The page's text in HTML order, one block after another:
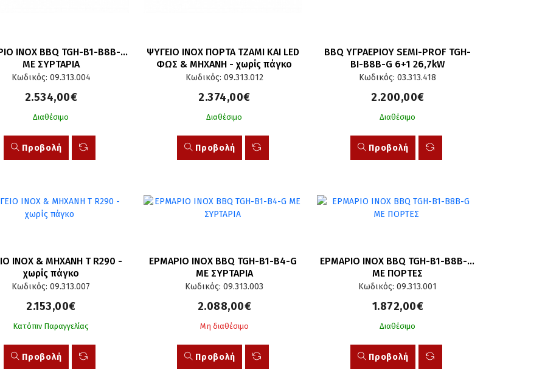
INOX BBQ TGH-B1-B8B-G
ΜΕ ΣΥΡΤΑΡΙΑ
Κωδικός: 09.313.004
2.534,00€
Διαθέσιμο
Προβολή
ΨΥΓΕΙΟ ΙΝΟΧ ΠΟΡΤΑ ΤΖΑΜΙ ΚΑΙ LED
ΦΩΣ & ΜΗΧΑΝΗ - χωρίς πάγκο
Κωδικός: 09.313.012
2.374,00€
Διαθέσιμο
Προβολή
BBQ ΥΓΡΑΕΡΙΟΥ SEMI-PROF TGH-
BI-B8B-G 6+1 26,7kW
Κωδικός: 03.313.418
2.200,00€
Διαθέσιμο
Προβολή
INOX & ΜΗΧΑΝΗ T R290 -
χωρίς πάγκο
Κωδικός: 09.313.007
2.153,00€
Κατόπιν Παραγγελίας
Προβολή
ΕΡΜΑΡΙΟ INOX BBQ TGH-B1-B4-G
ΜΕ ΣΥΡΤΑΡΙΑ
Κωδικός: 09.313.003
2.088,00€
Μη διαθέσιμο
Προβολή
ΕΡΜΑΡΙΟ INOX BBQ TGH-B1-B8B-G
ΜΕ ΠΟΡΤΕΣ
Κωδικός: 09.313.001
1.872,00€
Διαθέσιμο
Προβολή